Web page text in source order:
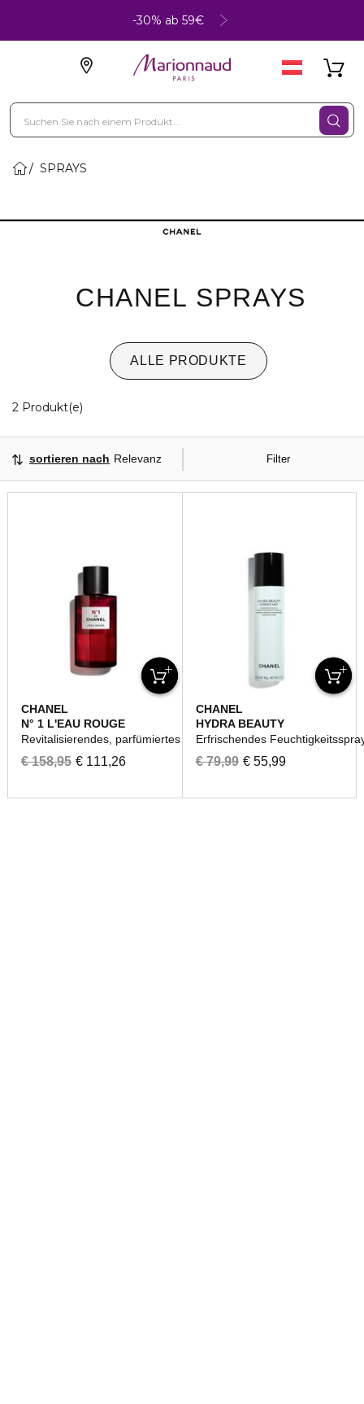
-30% ab 59€
SPRAYS
CHANEL SPRAYS
ALLE PRODUKTE
2 Produkt(e)
Filter
sortieren nach Relevanz
CHANEL
N° 1 L'EAU ROUGE
Revitalisierendes, parfümiertes Körperspray
€ 111,26
€ 158,95
CHANEL
HYDRA BEAUTY
Erfrischendes
€ 55,99
€ 79,99